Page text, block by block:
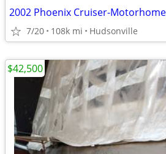
2002 Phoenix Cruiser-Motorhome-
7/20 108k mi Hudsonville
$42,500